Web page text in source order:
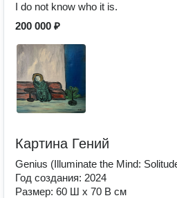
I do not know who it is.
200 000 ₽
Картина Гений
Genius (Illuminate the Mind:
Год создания: 2024
Размер: 60 Ш x 70 В см